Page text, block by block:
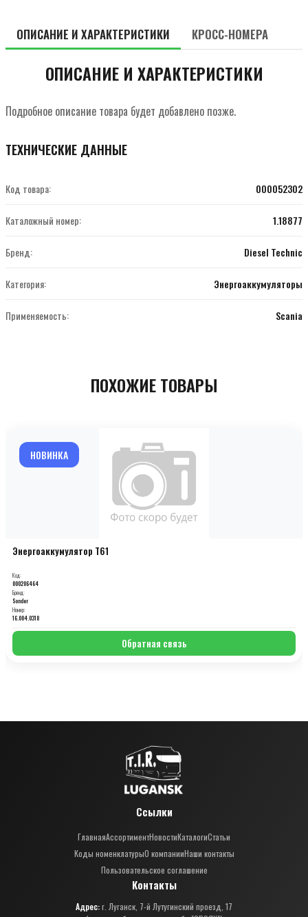
ОПИСАНИЕ И ХАРАКТЕРИСТИКИ КРОСС-НОМЕРА
ОПИСАНИЕ И ХАРАКТЕРИСТИКИ
Подробное описание товара будет добавлено позже.
ТЕХНИЧЕСКИЕ ДАННЫЕ
Код товара: 000052302
Каталожный номер: 1.18877
Бренд: Diesel Technic
Категория: Энергоаккумуляторы
Применяемость: Scania
ПОХОЖИЕ ТОВАРЫ
НОВИНКА
Энергоаккумулятор T61
Код:
000206464
Бренд:
Sonder
Номер:
16.004.0318
Обратная связь
Ссылки
ГлавнаяАссортиментНовостиКаталогиСтатьи
Коды номенклатурыО компанииНаши контакты
Пользовательское соглашение
Контакты
Адрес:г. Луганск, 7-й Лутугинский проезд, 17